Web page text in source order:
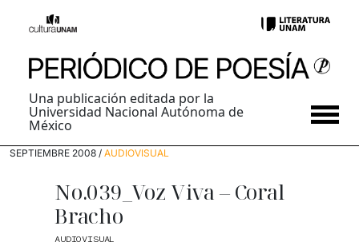
Una publicación editada por la
Universidad Nacional Autónoma de
México
SEPTIEMBRE 2008 / AUDIOVISUAL
No.039_Voz Viva – Coral
Bracho
AUDIOVISUAL